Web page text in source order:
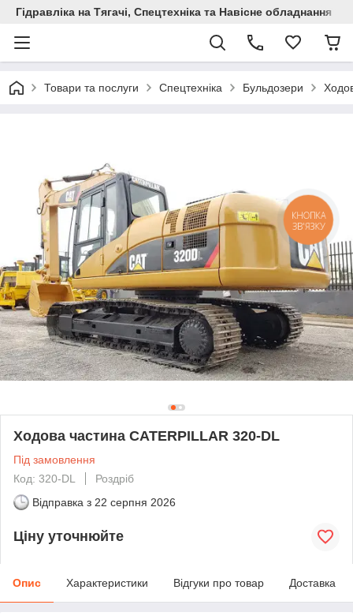
Гідравліка на Тягачі, Спецтехніка та Навісне обладнання
Товари та послуги Спецтехніка Бульдозери
Ходова частина CATERPILLAR 320-DL
Під замовлення
Код: 320-DL
Роздріб
Відправка з 22 серпня 2026
Ціну уточнюйте
Опис Характеристики Відгуки про товар Доставка
КНОПКА
ЗВ'ЯЗКУ